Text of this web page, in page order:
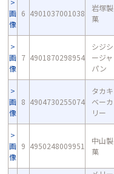
画
像
6 4901037001038
岩塚製
菓
画
像
7 4901870298954
シジシ
ージャ
パン
画
像
8 4904730255074
タカキ
ベーカ
リー
画
像
9 4950248009951
中山製
菓